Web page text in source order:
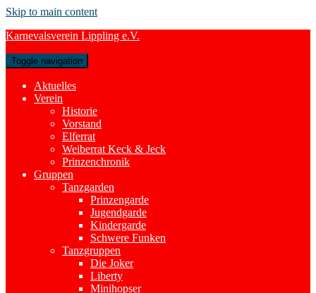
Skip to main content
Karnevalsverein Lippling e.V.
Toggle navigation
Aktuelles
Verein
Historie
Vorstand
Elferrat
Weiberrat Keck & Jeck
Prinzenchronik
Gruppen
Tanzgarden
Prinzengarde
Jugendgarde
Kindergarde
Schwere Funken
Tanzgruppen
Die Joker
Liberty
Minihopser